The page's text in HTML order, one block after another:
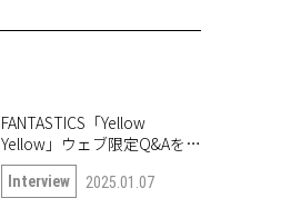
FANTASTICS「Yellow
Yellow」ウェブ限定Q&Aを公
開！
Interview 2025.01.07